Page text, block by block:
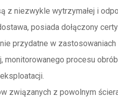
z niezwykle wytrzymałej i
posiada dołączony
przydatne w zastosowaniach
monitorowanego procesu
związanych z powolnym